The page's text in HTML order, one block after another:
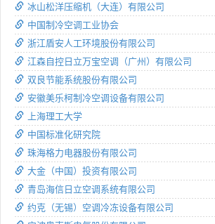
冰山松洋压缩机（大连）有限公司
中国制冷空调工业协会
浙江盾安人工环境股份有限公司
江森自控日立万宝空调（广州）有限公司
双良节能系统股份有限公司
安徽美乐柯制冷空调设备有限公司
上海理工大学
中国标准化研究院
珠海格力电器股份有限公司
大金（中国）投资有限公司
青岛海信日立空调系统有限公司
约克（无锡）空调冷冻设备有限公司